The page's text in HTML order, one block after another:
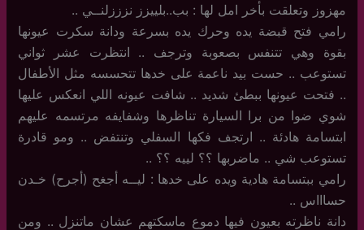
مهزوز وتعلقت بأخر امل لها : بب..بلييزز نزززلنــي ..
رامي فتح قبضة يده وحرك يده بسرعة ودانة سكرت عيونها
بقوة وهي تتنفس بصعوبة وترجف .. انتظرت عشر ثواني
تستوعب .. حست بيد ناعمة على خدها تتحسسه مثل الأطفال
.. فتحت عيونها ببطئ شديد .. شافت عيونه اللي انعكس عليها
شوي ضوا من برا السيارة تناظرها وشفايفه مرتسمه عليهم
ابتسامة هادئة .. ارتجف فكها السفلي وتنتفض .. ومو قادرة
تستوعب شي .. ماضربها ؟؟ لييه ؟؟ ..
رامي ببتسامة هادية ويده على خدها : ليــه أجغح (أجرح) خـدن
حساااس ..
دانة ناظرته بعيون فيها دموع ماسكتهم عشان ماتنزل .. ومن